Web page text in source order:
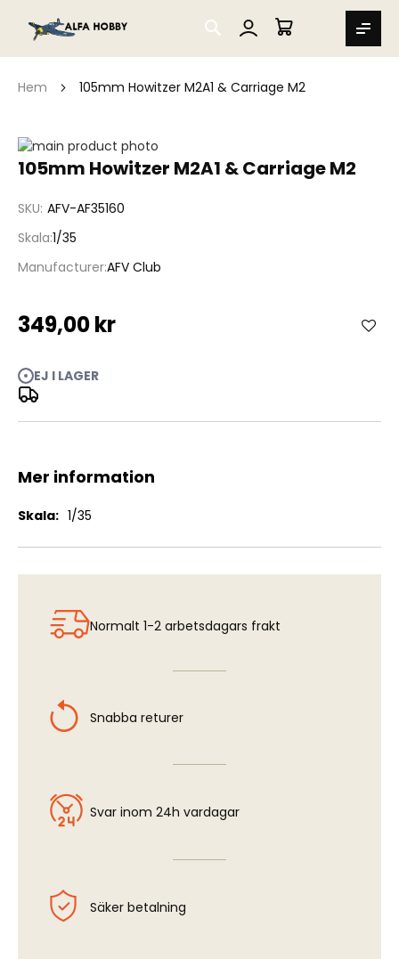
SEARCH
MIN VARUKORG
Hem 105mm Howitzer M2A1 & Carriage M2
105mm Howitzer M2A1 & Carriage M2
SKU AFV-AF35160
Skala 1/35
ManufacturerAFV Club
349,00 kr
EJ I LAGER
Hoppa
till
bildgalleriet
Hoppa
av
bildgalleriet
Mer information
Mer
1/35
Normalt 1-2 arbetsdagars frakt
Snabba returer
Svar inom 24h vardagar
Säker betalning